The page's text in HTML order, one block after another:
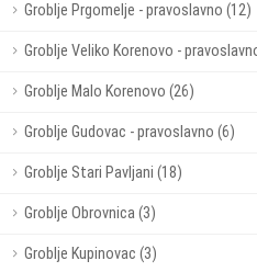
Groblje Prgomelje - pravoslavno (12)
Groblje Veliko Korenovo -
Groblje Malo Korenovo (26)
Groblje Gudovac - pravoslavno (6)
Groblje Stari Pavljani (18)
Groblje Obrovnica (3)
Groblje Kupinovac (3)